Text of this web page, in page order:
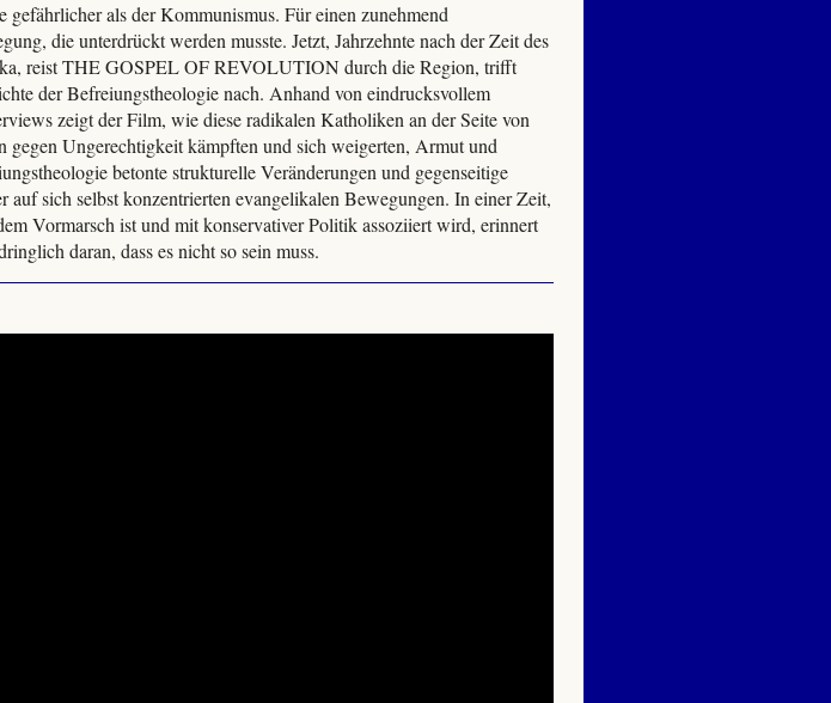
als der Kommunismus. Für einen zunehmend
die unterdrückt werden musste. Jetzt, Jahrzehnte nach der Zeit des
reist THE GOSPEL OF REVOLUTION durch die Region, trifft
der Befreiungstheologie nach. Anhand von eindrucksvollem
zeigt der Film, wie diese radikalen Katholiken an der Seite von
Ungerechtigkeit kämpften und sich weigerten, Armut und
betonte strukturelle Veränderungen und gegenseitige
auf sich selbst konzentrierten evangelikalen Bewegungen. In einer Zeit,
Vormarsch ist und mit konservativer Politik assoziiert wird, erinnert
daran, dass es nicht so sein muss.